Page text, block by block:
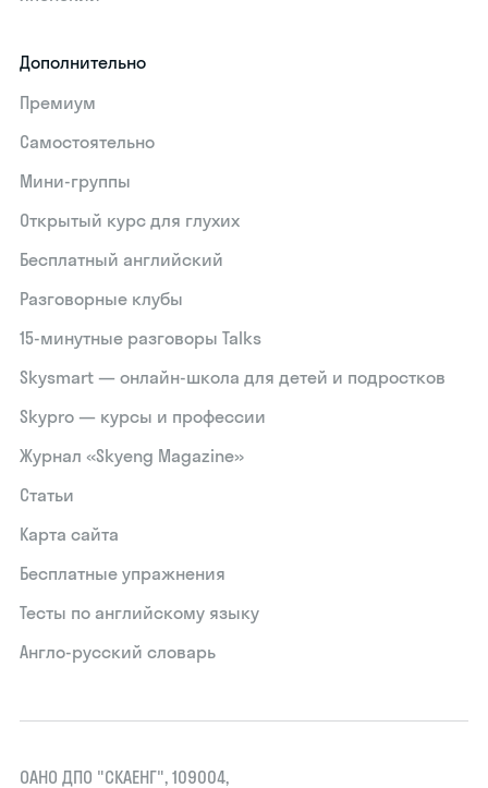
Дополнительно
Премиум
Самостоятельно
Мини-группы
Открытый курс для глухих
Бесплатный английский
Разговорные клубы
15‑минутные разговоры Talks
Skysmart — онлайн-школа для детей и подростков
Skypro — курсы и профессии
Журнал «Skyeng Magazine»
Статьи
Карта сайта
Бесплатные упражнения
Тесты по английскому языку
Англо-русский словарь
ОАНО ДПО "СКАЕНГ", 109004,